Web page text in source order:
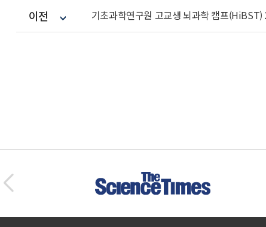
이전 기초과학연구원 고교생 뇌과학 캠프(HiBST)